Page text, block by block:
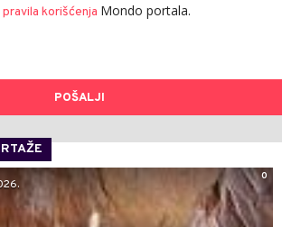
pravila korišćenja Mondo portala.
POŠALJI
0